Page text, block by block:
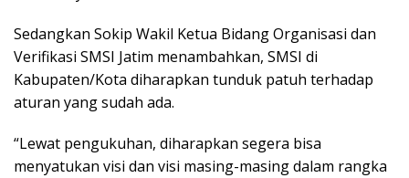
Sedangkan Sokip Wakil Ketua Bidang Organisasi dan
Verifikasi SMSI Jatim menambahkan, SMSI di
Kabupaten/Kota diharapkan tunduk patuh terhadap
aturan yang sudah ada.
“Lewat pengukuhan, diharapkan segera bisa
menyatukan visi dan visi masing-masing dalam rangka